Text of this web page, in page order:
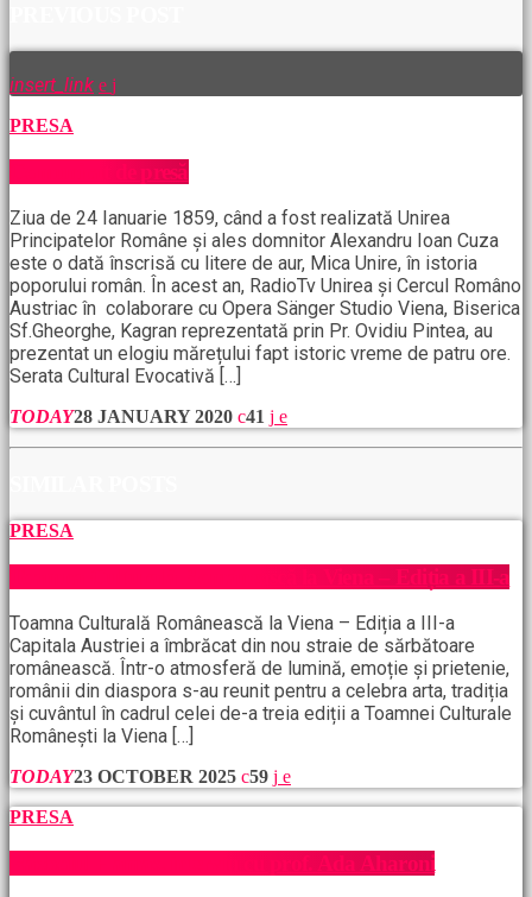
insert_link
PRESA
Comunicat de presă
Ziua de 24 Ianuarie 1859, când a fost realizată Unirea
Principatelor Române și ales domnitor Alexandru Ioan Cuza
este o dată înscrisă cu litere de aur, Mica Unire, în istoria
poporului român. În acest an, RadioTv Unirea și Cercul Româno
Austriac în colaborare cu Opera Sänger Studio Viena, Biserica
Sf.Gheorghe, Kagran reprezentată prin Pr. Ovidiu Pintea, au
prezentat un elogiu mărețului fapt istoric vreme de patru ore.
Serata Cultural Evocativă […]
TODAY28 JANUARY 2020 41
PRESA
Toamna Culturală Românească la Viena – Ediția a III-a
Toamna Culturală Românească la Viena – Ediția a III-a
Capitala Austriei a îmbrăcat din nou straie de sărbătoare
românească. Într-o atmosferă de lumină, emoție și prietenie,
românii din diaspora s-au reunit pentru a celebra arta, tradiția
și cuvântul în cadrul celei de-a treia ediții a Toamnei Culturale
Românești la Viena […]
TODAY23 OCTOBER 2025
59
PRESA
Războiul Hamas, interviu cu prof. Ada Aharoni